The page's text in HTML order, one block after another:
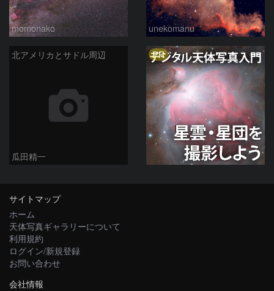
momonako unekomanu
北アメリカとサドル周辺
瓜田精一
PR
サイトマップ
ホーム
天体写真ギャラリーについて
利用規約
ログイン/新規登録
お問い合わせ
会社情報